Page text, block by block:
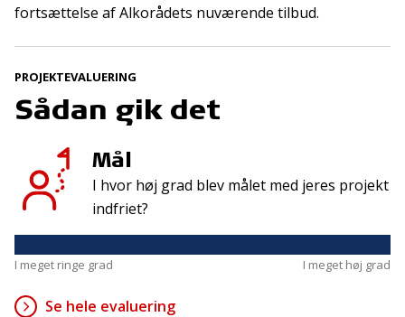
fortsættelse af Alkorådets nuværende tilbud.
PROJEKTEVALUERING
Sådan gik det
Mål
I hvor høj grad blev målet med jeres projekt
indfriet?
I meget ringe grad I meget høj grad
Se hele evaluering
Kontakt
TrygFonden
info@trygfonden.dk
TryghedsGruppen
45 26 08 26